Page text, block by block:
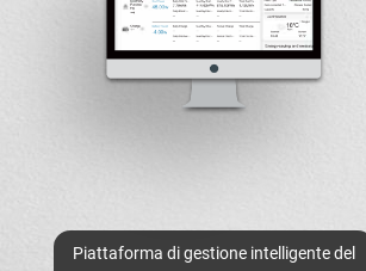
Piattaforma di gestione intelligente del